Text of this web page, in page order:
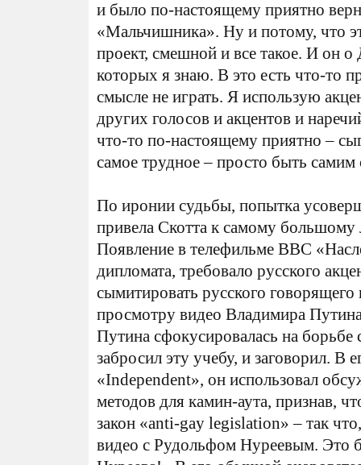
и было по-настоящему приятно
«Мальчишника». Ну и потому, что
проект, смешной и все такое. И он
которых я знаю. В это есть что-то
смысле не играть. Я использую
других голосов и акцентов и
что-то по-настоящему приятно –
самое трудное – просто быть самим
По иронии судьбы, попытка
привела Скотта к самому
Появление в телефильме ВВС
дипломата, требовало русского
сымитировать русского
просмотру видео Владимира
Путина сфокусировалась на борьбе
забросил эту учебу, и заговорил. В
«Independent», он использовал
методов для камин-аута, признав,
закон «anti-gay legislation» – так
видео с Рудольфом Нуреевым. Это